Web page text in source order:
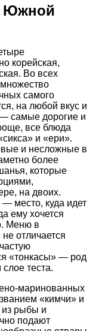
Южной
корейская,
Во всех
самого
на любой вкус и
самые дорогие и
все блюда
и «ери».
и несложные в
более
которые
на двоих.
место, куда идет
ему хочется
Меню в
отличается
«тонкасы» — род
теста.
маринованных
«кимчи» и
из рыбы и
подают